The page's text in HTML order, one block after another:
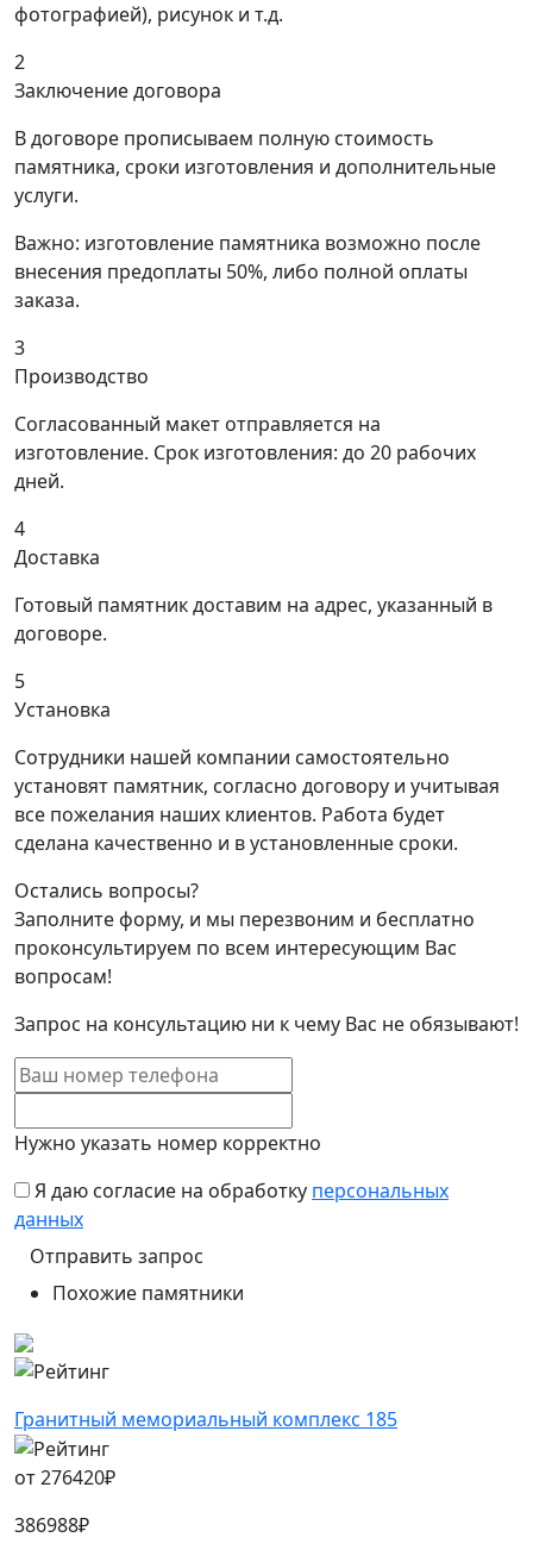
фотографией), рисунок и т.д.
2
Заключение договора
В договоре прописываем полную стоимость
памятника, сроки изготовления и дополнительные
услуги.
Важно: изготовление памятника возможно после
внесения предоплаты 50%, либо полной оплаты
заказа.
3
Производство
Согласованный макет отправляется на
изготовление. Срок изготовления: до 20 рабочих
дней.
4
Доставка
Готовый памятник доставим на адрес, указанный в
договоре.
5
Установка
Сотрудники нашей компании самостоятельно
установят памятник, согласно договору и учитывая
все пожелания наших клиентов. Работа будет
сделана качественно и в установленные сроки.
Остались вопросы?
Заполните форму, и мы перезвоним и бесплатно
проконсультируем по всем интересующим Вас
вопросам!
Запрос на консультацию ни к чему Вас не обязывают!
Нужно указать номер корректно
Я даю согласие на обработку персональных
данных
Похожие памятники
Гранитный мемориальный комплекс 185
от276420₽
386988₽